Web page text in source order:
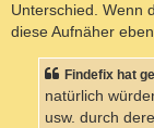
Unterschied. Wenn
diese Aufnäher
Findefix hat
natürlich
usw. durch